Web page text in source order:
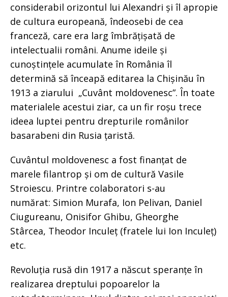
considerabil orizontul lui Alexandri și îl apropie
de cultura europeană, îndeosebi de cea
franceză, care era larg îmbrățișată de
intelectualii români. Anume ideile și
cunoștințele acumulate în România îl
determină să înceapă editarea la Chișinău în
1913 a ziarului „Cuvânt moldovenesc”. În toate
materialele acestui ziar, ca un fir roșu trece
ideea luptei pentru drepturile românilor
basarabeni din Rusia țaristă.
Cuvântul moldovenesc a fost finanțat de
marele filantrop și om de cultură Vasile
Stroiescu. Printre colaboratori s-au
numărat: Simion Murafa, Ion Pelivan, Daniel
Ciugureanu, Onisifor Ghibu, Gheorghe
Stârcea, Theodor Inculeț (fratele lui Ion Inculeț)
etc.
Revoluția rusă din 1917 a născut speranțe în
realizarea dreptului popoarelor la